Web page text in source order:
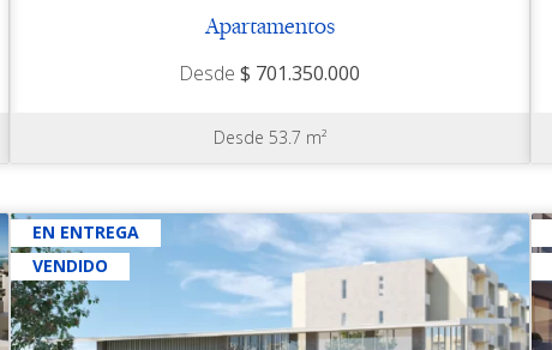
Apartamentos
Desde$ 701.350.000
Desde 53.7 m²
EN ENTREGA
VENDIDO